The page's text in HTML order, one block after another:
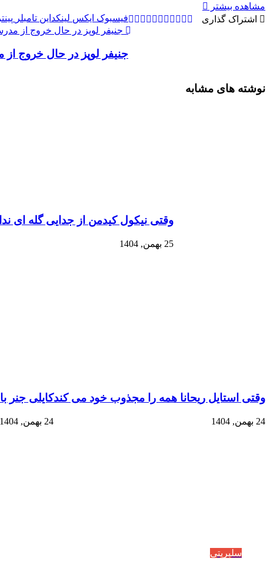
مشاهده بیشتر
اشتراک گذاری
فیسبوک ایکس لینکداین تامبلر
جنیفر لوپز در حال خروج از
جنیفر لوپز در حال خروج
نوشته های مشابه
وقتی نیکول کیدمن از جدایی گله ای
25 بهمن, 1404
وقتی استایل ریحانا همه را مجذوب خود می‌ کند
24 بهمن, 1404
کایلی جنر
24 بهمن, 1404
سلبریتی